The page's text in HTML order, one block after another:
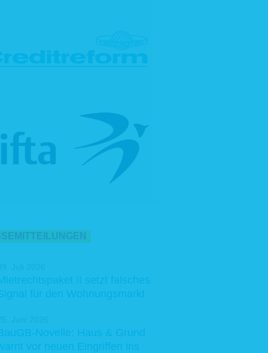
II setzt falsches
für den Wohnungsmarkt
Novelle: Haus & Grund
vor neuen Eingriffen ins